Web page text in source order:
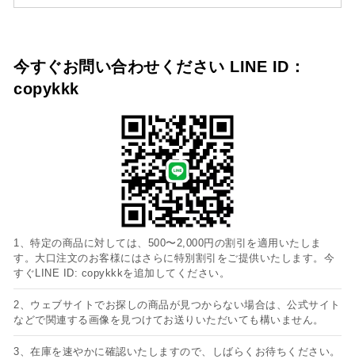
今すぐお問い合わせください LINE ID：
copykkk
1、特定の商品に対しては、500〜2,000円の割引を適用いたしま
す。大口注文のお客様にはさらに特別割引をご提供いたします。今
すぐLINE ID: copykkkを追加してください。
2、ウェブサイトでお探しの商品が見つからない場合は、公式サイト
などで関連する画像を見つけてお送りいただいても構いません。
3、在庫を速やかに確認いたしますので、しばらくお待ちください。